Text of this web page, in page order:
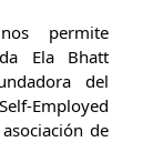
permite
Ela Bhatt
del
Employed
de